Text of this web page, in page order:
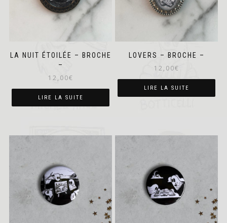
LA NUIT ÉTOILÉE – BROCHE
–
12,00€
LIRE LA SUITE
LOVERS – BROCHE –
12,00€
LIRE LA SUITE